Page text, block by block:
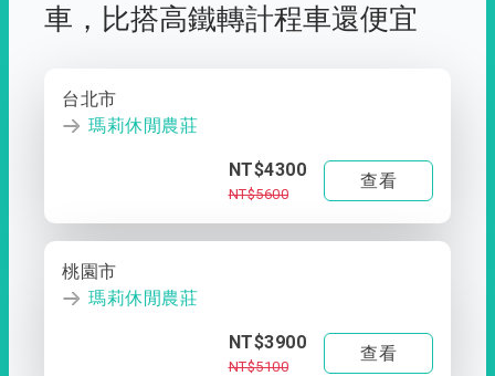
車， 比搭高鐵轉計程車還便宜
台北市
瑪莉休閒農莊
NT$4300
NT$5600
查看
桃園市
瑪莉休閒農莊
NT$3900
NT$5100
查看